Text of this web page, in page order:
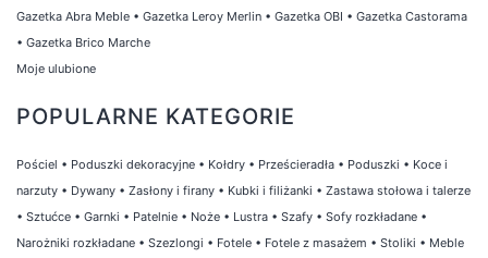
Gazetka Abra Meble • Gazetka Leroy Merlin • Gazetka OBI • Gazetka Castorama
• Gazetka Brico Marche
Moje ulubione
POPULARNE KATEGORIE
Pościel • Poduszki dekoracyjne • Kołdry • Prześcieradła • Poduszki • Koce i
narzuty • Dywany • Zasłony i firany • Kubki i filiżanki • Zastawa stołowa i talerze
• Sztućce • Garnki • Patelnie • Noże • Lustra • Szafy • Sofy rozkładane •
Narożniki rozkładane • Szezlongi • Fotele • Fotele z masażem • Stoliki • Meble